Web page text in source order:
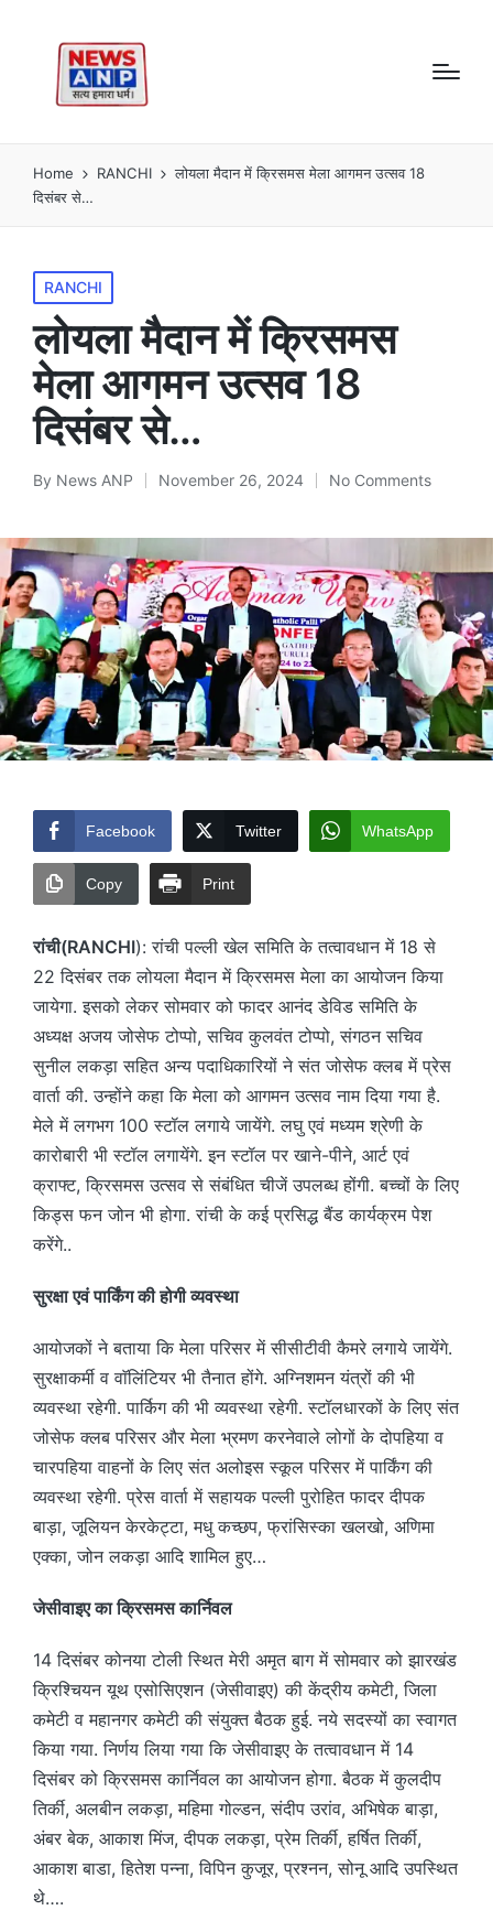
Home RANCHI
लोयला मैदान में क्रिसमस मेला आगमन उत्सव 18
दिसंबर से…
Posted
in
RANCHI
लोयला मैदान में क्रिसमस
मेला आगमन उत्सव 18
दिसंबर से…
Posted
By News ANP November 26, 2024 No Comments
Facebook Twitter WhatsApp
Copy Print
रांची(RANCHI): रांची पल्ली खेल समिति के तत्वावधान में 18 से
22 दिसंबर तक लोयला मैदान में क्रिसमस मेला का आयोजन किया
जायेगा. इसको लेकर सोमवार को फादर आनंद डेविड समिति के
अध्यक्ष अजय जोसेफ टोप्पो, सचिव कुलवंत टोप्पो, संगठन सचिव
सुनील लकड़ा सहित अन्य पदाधिकारियों ने संत जोसेफ क्लब में प्रेस
वार्ता की. उन्होंने कहा कि मेला को आगमन उत्सव नाम दिया गया है.
मेले में लगभग 100 स्टॉल लगाये जायेंगे. लघु एवं मध्यम श्रेणी के
कारोबारी भी स्टॉल लगायेंगे. इन स्टॉल पर खाने-पीने, आर्ट एवं
क्राफ्ट, क्रिसमस उत्सव से संबंधित चीजें उपलब्ध होंगी. बच्चों के लिए
किड्स फन जोन भी होगा. रांची के कई प्रसिद्ध बैंड कार्यक्रम पेश
करेंगे..
सुरक्षा एवं पार्किंग की होगी व्यवस्था
आयोजकों ने बताया कि मेला परिसर में सीसीटीवी कैमरे लगाये जायेंगे.
सुरक्षाकर्मी व वाॅलिंटियर भी तैनात होंगे. अग्निशमन यंत्रों की भी
व्यवस्था रहेगी. पार्किग की भी व्यवस्था रहेगी. स्टॉलधारकों के लिए संत
जोसेफ क्लब परिसर और मेला भ्रमण करनेवाले लोगों के दोपहिया व
चारपहिया वाहनों के लिए संत अलोइस स्कूल परिसर में पार्किंग की
व्यवस्था रहेगी. प्रेस वार्ता में सहायक पल्ली पुरोहित फादर दीपक
बाड़ा, जूलियन केरकेट्टा, मधु कच्छप, फ्रांसिस्का खलखो, अणिमा
एक्का, जोन लकड़ा आदि शामिल हुए…
जेसीवाइए का क्रिसमस कार्निवल
14 दिसंबर कोनया टोली स्थित मेरी अमृत बाग में सोमवार को झारखंड
क्रिश्चियन यूथ एसोसिएशन (जेसीवाइए) की केंद्रीय कमेटी, जिला
कमेटी व महानगर कमेटी की संयुक्त बैठक हुई. नये सदस्यों का स्वागत
किया गया. निर्णय लिया गया कि जेसीवाइए के तत्वावधान में 14
दिसंबर को क्रिसमस कार्निवल का आयोजन होगा. बैठक में कुलदीप
तिर्की, अलबीन लकड़ा, महिमा गोल्डन, संदीप उरांव, अभिषेक बाड़ा,
अंबर बेक, आकाश मिंज, दीपक लकड़ा, प्रेम तिर्की, हर्षित तिर्की,
आकाश बाडा, हितेश पन्ना, विपिन कुजूर, प्रश्नन, सोनू आदि उपस्थित
थे….